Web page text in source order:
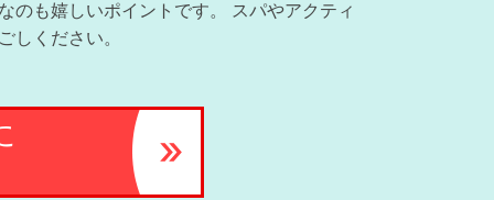
のも嬉しいポイントです。 スパやアクティ
しください。